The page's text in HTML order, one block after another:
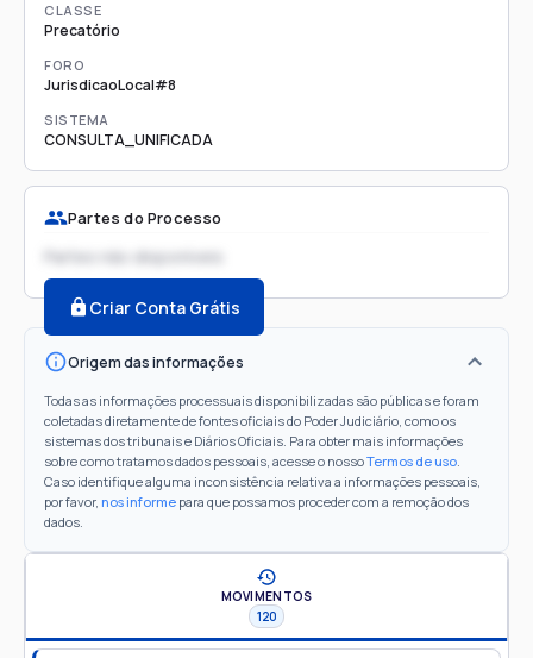
CLASSE
Precatório
FORO
JurisdicaoLocal#8
SISTEMA
CONSULTA_UNIFICADA
Partes do Processo
Partes não disponíveis
Criar Conta Grátis
Origem das informações
Todas as informações processuais disponibilizadas são públicas e foram
coletadas diretamente de fontes oficiais do Poder Judiciário, como os
sistemas dos tribunais e Diários Oficiais. Para obter mais informações
sobre como tratamos dados pessoais, acesse o nossoTermos de uso.
Caso identifique alguma inconsistência relativa a informações pessoais,
por favor, nos informe para que possamos proceder com a remoção dos
dados.
MOVIMENTOS
120